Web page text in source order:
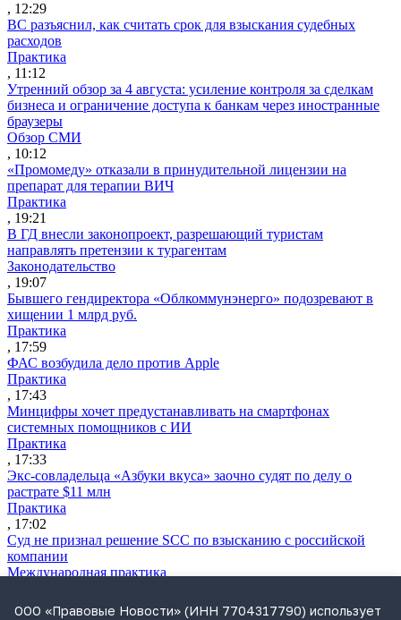
, 12:29
ВС разъяснил, как считать срок для взыскания судебных
расходов
Практика
, 11:12
Утренний обзор за 4 августа: усиление контроля за сделкам
бизнеса и ограничение доступа к банкам через иностранные
браузеры
Обзор СМИ
, 10:12
«Промомеду» отказали в принудительной лицензии на
препарат для терапии ВИЧ
Практика
, 19:21
В ГД внесли законопроект, разрешающий туристам
направлять претензии к турагентам
Законодательство
, 19:07
Бывшего гендиректора «Облкоммунэнерго» подозревают в
хищении 1 млрд руб.
Практика
, 17:59
ФАС возбудила дело против Apple
Практика
, 17:43
Минцифры хочет предустанавливать на смартфонах
системных помощников с ИИ
Практика
, 17:33
Экс-совладельца «Азбуки вкуса» заочно судят по делу о
растрате $11 млн
Практика
, 17:02
Суд не признал решение SCC по взысканию с российской
компании
Международная практика
Дроны могут начать применять для фиксации нарушений
ООО «Правовые Новости» (ИНН 7704317790) использует